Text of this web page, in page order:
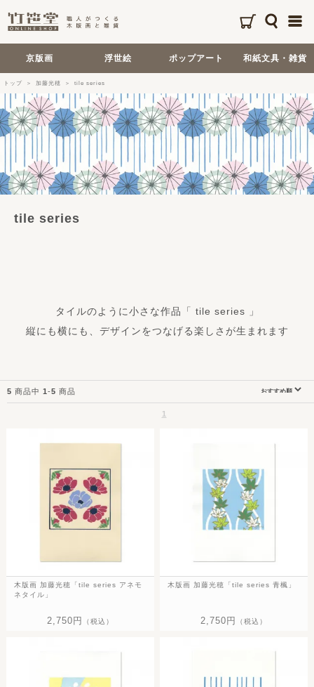
京版画 浮世絵 ポップアート 和紙文具・雑貨
トップ 加藤光穂 tile series
tile series
タイルのように小さな作品「 tile series 」
縦にも横にも、デザインをつなげる楽しさが生まれます
5 商品中 1-5 商品
1
木版画 加藤光穂「tile series アネモ
ネタイル」
2,750円 （税込）
木版画 加藤光穂「tile series 青楓」
2,750円 （税込）